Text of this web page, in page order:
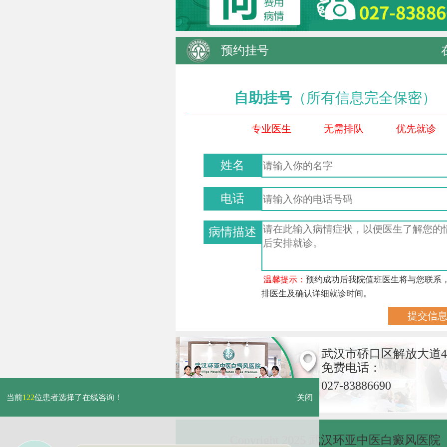
预约挂号
自助挂号 （所有信息完全保密）
专业医生 无需排队 优先就诊
姓名
电话
病情描述
温馨提示：预约成功后我院值班医生将与您联系
排医生及确认详细就诊时间。
武汉市硚口区解放大道
免费电话：
027-83886690
Copyright 2025 武汉环亚中医白癜风医院
当前122位患者选择了在线咨询！ 关闭